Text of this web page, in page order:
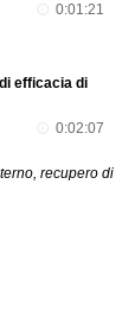
0:01:21
efficacia di
0:02:07
recupero di